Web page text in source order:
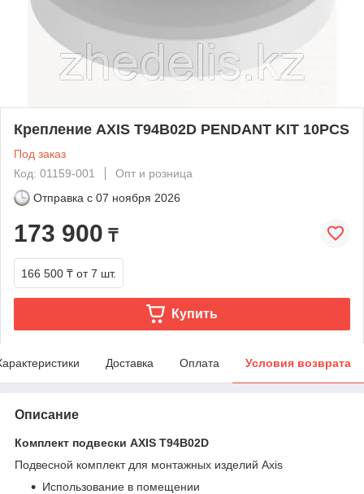
Крепление AXIS T94B02D PENDANT KIT 10PCS
Под заказ
Код: 01159-001
Опт и розница
Отправка с 07 ноября 2026
173 900 ₸
166 500 ₸ от 7 шт.
Купить
Доставка Оплата Условия возврата
Описание
Комплект подвески AXIS T94B02D
Подвесной комплект для монтажных изделий Axis
Использование в помещении